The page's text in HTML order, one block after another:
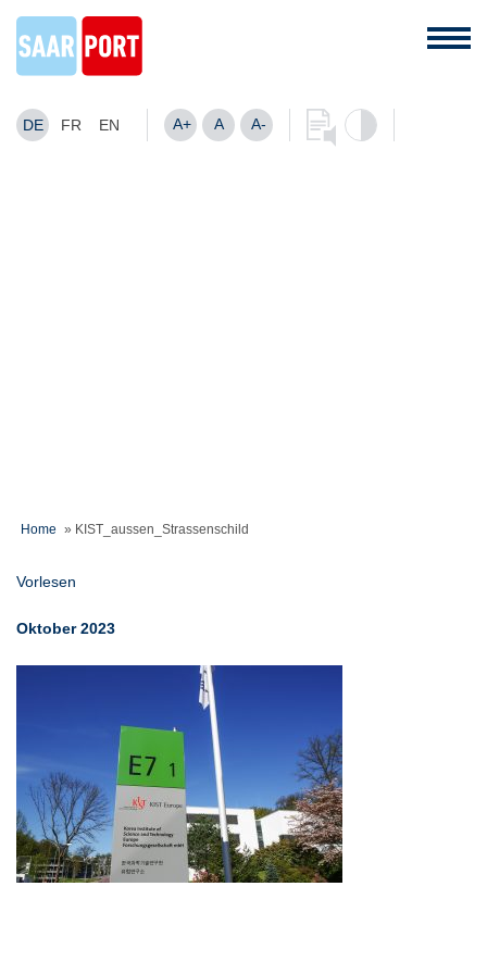
DE FR EN A+ A A-
Home » KIST_aussen_Strassenschild
Vorlesen
Oktober 2023